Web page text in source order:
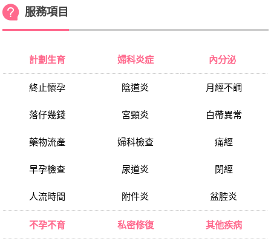
服務項目
計劃生育
終止懷孕
落仔幾錢
藥物流產
早孕檢查
人流時間
婦科炎症
陰道炎
宮頸炎
婦科檢查
尿道炎
附件炎
內分泌
月經不調
白帶異常
痛經
閉經
盆腔炎
不孕不育 私密修復 其他疾病